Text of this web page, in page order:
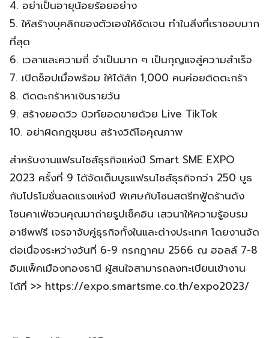
4. อย่าเป็นอายุน้อยร้อยอย่าง
5. ให้สร้างบุคลิกของตัวเองให้ชัดเจน ทำในสิ่งที่เราชอบมาก
ที่สุด
6. เวลาและความถี่ จำเป็นมาก ๆ เป็นกุญแจสู่ความสำเร็จ
7. เปิดช็อปเมื่อพร้อม ให้ได้สัก 1,000 คนค่อยติดตะกร้า
8. ติดตะกร้าหาเงินรายวัน
9. สร้างยอดวิว บิวท์ยอดขายด้วย Live TikTok
10. อย่าผิดกฎชุมชน สร้างวิดีโอคุณภาพ
สำหรับงานแฟรนไชส์ธุรกิจแห่งปี Smart SME EXPO
2023 ครั้งที่ 9 ได้จัดเต็มบูธแฟรนไชส์ธุรกิจกว่า 250 บูธ
กับโปรโมชั่นลดแรงแห่งปี พิเศษกับโซนสตรีทฟู้ดร้านดัง
โซนคาเฟ่ชวนคุณมาถ่ายรูปเช็คอิน เสวนาให้ความรู้อบรม
อาชีพฟรี เจรจาจับคู่ธุรกิจทั้งในและต่างประเทศ โดยงานจัด
ต่อเนื่องระหว่างวันที่ 6-9 กรกฎาคม 2566 ณ ฮอลล์ 7-8
อิมแพ็คเมืองทองธานี ผู้สนใจสามารถลงทะเบียนเข้างาน
ได้ที่ >> https://expo.smartsme.co.th/expo2023/